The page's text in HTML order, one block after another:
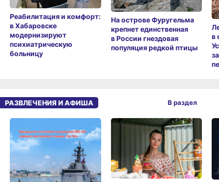
Реабилитация и комфорт:
в Хабаровске
модернизируют
психиатрическую
больницу
На острове Фуругельма
крепнет единственная
в России гнездовая
популяция редкой птицы
в
РАЗВЛЕЧЕНИЯ И АФИША В раздел